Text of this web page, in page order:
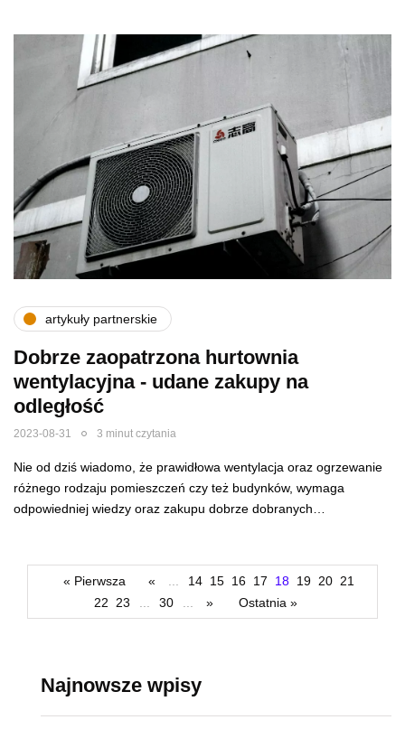
artykuły partnerskie
Dobrze zaopatrzona hurtownia
wentylacyjna - udane zakupy na
odległość
2023-08-31 3 minut czytania
Nie od dziś wiadomo, że prawidłowa wentylacja oraz ogrzewanie
różnego rodzaju pomieszczeń czy też budynków, wymaga
odpowiedniej wiedzy oraz zakupu dobrze dobranych…
« Pierwsza « 14 15 16 17 18 19 20 21
22
23 30 » Ostatnia »
Najnowsze wpisy